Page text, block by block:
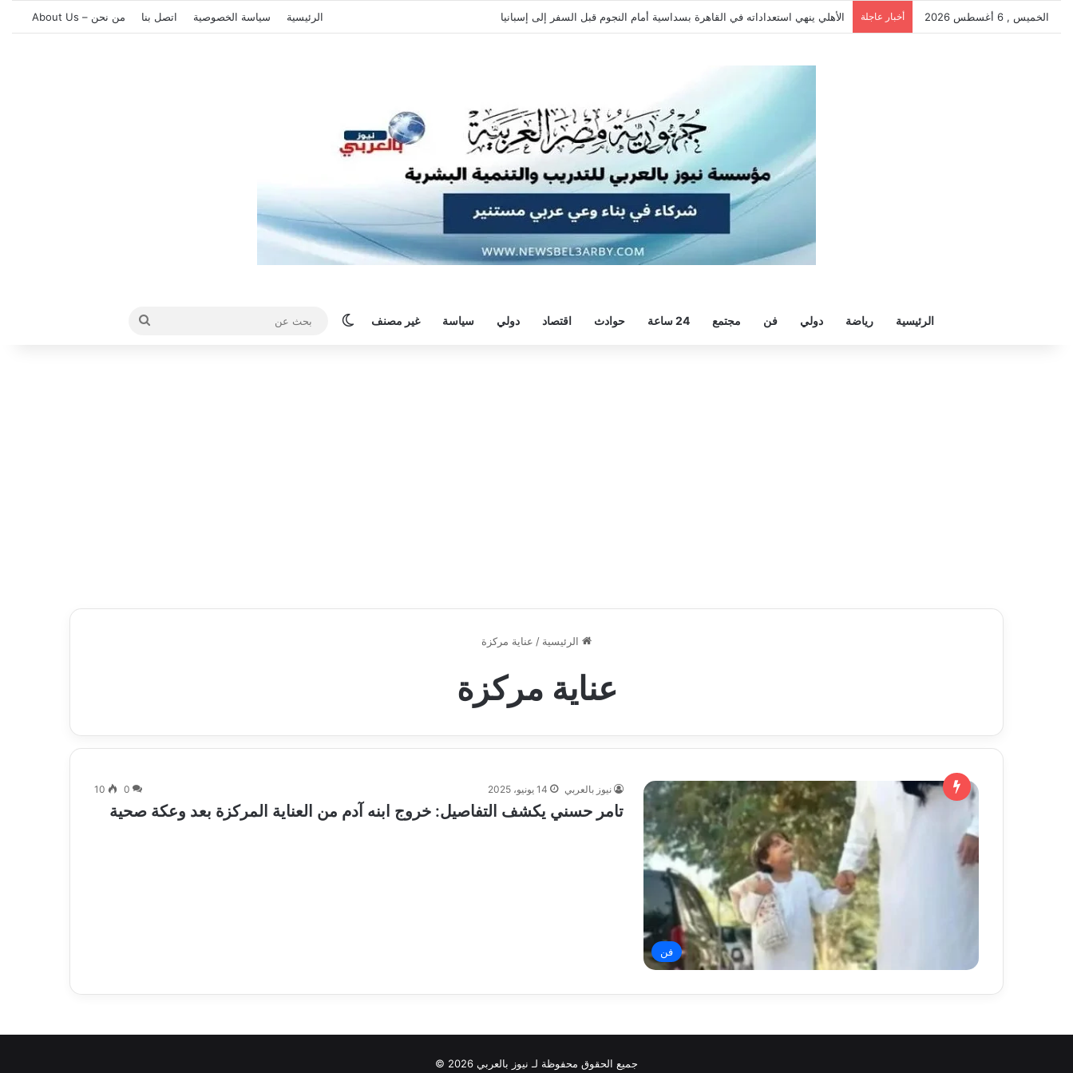
الخميس , 6 أغسطس 2026 أخبار عاجلة الأهلي ينهي استعداداته في القاهرة بسداسية أمام النجوم قبل السفر إلى إسبانيا الرئيسية سياسة الخصوصية اتصل بنا من نحن – About Us
الرئيسية رياضة دولي فن مجتمع 24 ساعة حوادث اقتصاد دولي سياسة غير مصنف الوضع المظلم
بحث
الرئيسية / عناية مركزة
عناية مركزة
فن
نيوز بالعربي 14 يونيو، 2025 0
10
تامر حسني يكشف التفاصيل: خروج ابنه آدم من العناية المركزة بعد وعكة صحية
جميع الحقوق محفوظة لـ نيوز بالعربي 2026 ©